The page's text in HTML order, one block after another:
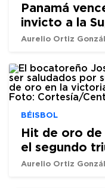
Panamá
invicto a la
Aurelio Ortiz
BÉISBOL
Hit de oro de
el segundo
Aurelio Ortiz